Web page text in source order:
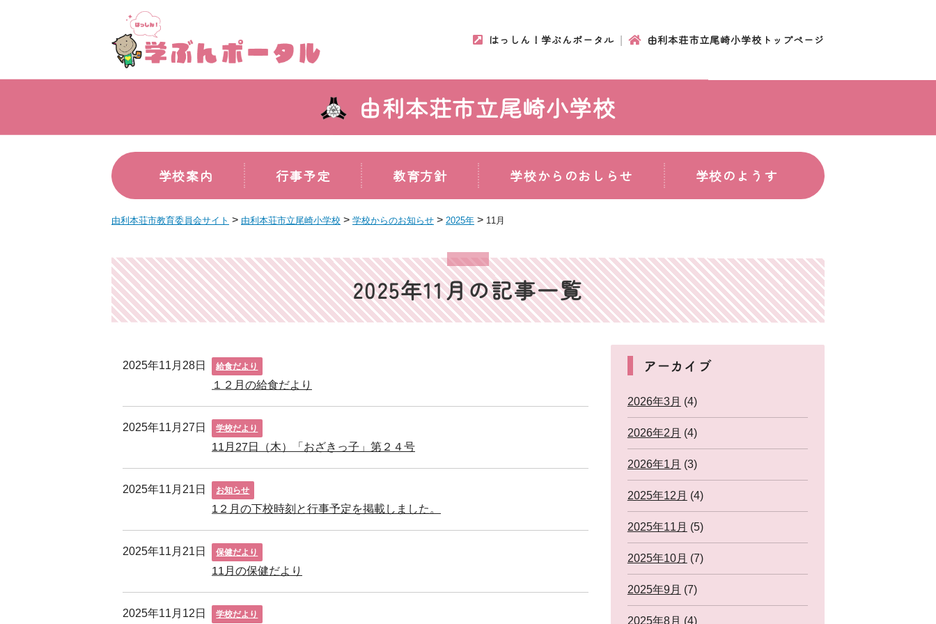
はっしん！学ぶんポータル 由利本荘市立尾崎小学校トップページ
由利本荘市立尾崎小学校
学校案内 行事予定 教育方針 学校からのおしらせ 学校のようす
由利本荘市教育委員会サイト > 由利本荘市立尾崎小学校 > 学校からのお知らせ > 2025年 > 11月
2025年11月の記事一覧
2025年11月28日 給食だより
１２月の給食だより
2025年11月27日 学校だより
11月27日（木）「おざきっ子」第２４号
2025年11月21日 お知らせ
1２月の下校時刻と行事予定を掲載しました。
2025年11月21日 保健だより
11月の保健だより
2025年11月12日 学校だより
アーカイブ
2026年3月 (4)
2026年2月 (4)
2026年1月 (3)
2025年12月 (4)
2025年11月 (5)
2025年10月 (7)
2025年9月 (7)
2025年8月 (4)